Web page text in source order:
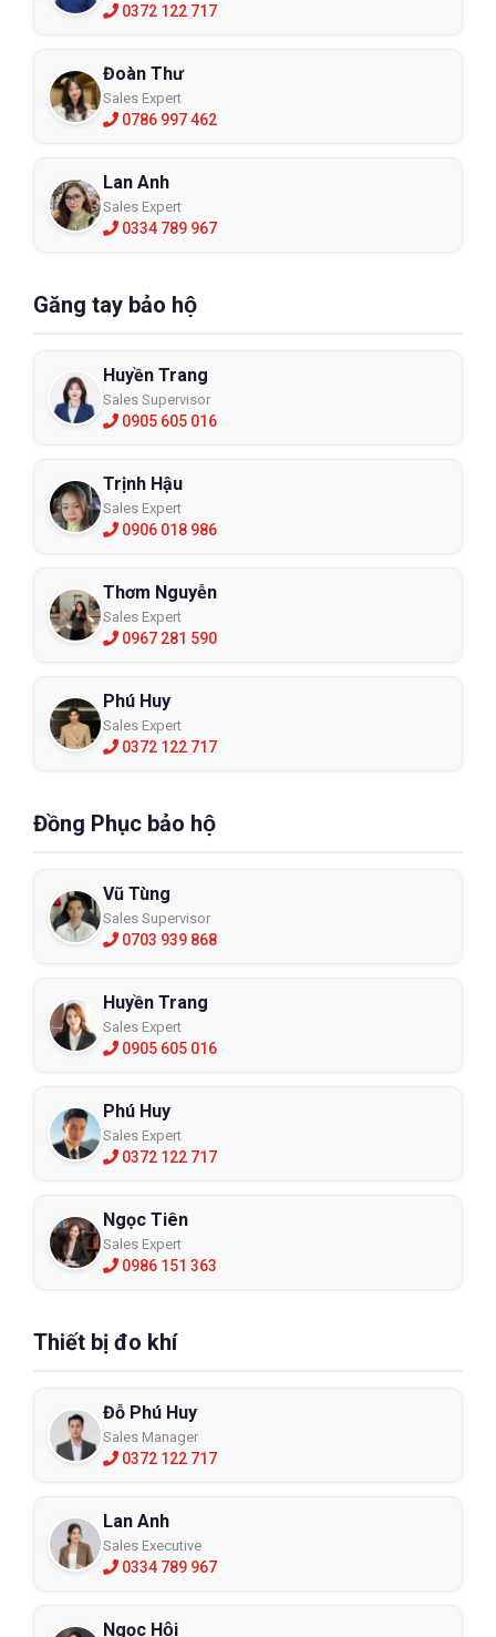
0372 122 717
Đoàn Thư
Sales Expert
0786 997 462
Lan Anh
Sales Expert
0334 789 967
Găng tay bảo hộ
Huyền Trang
Sales Supervisor
0905 605 016
Trịnh Hậu
Sales Expert
0906 018 986
Thơm Nguyễn
Sales Expert
0967 281 590
Phú Huy
Sales Expert
0372 122 717
Đồng Phục bảo hộ
Vũ Tùng
Sales Supervisor
0703 939 868
Huyền Trang
Sales Expert
0905 605 016
Phú Huy
Sales Expert
0372 122 717
Ngọc Tiên
Sales Expert
0986 151 363
Thiết bị đo khí
Đỗ Phú Huy
Sales Manager
0372 122 717
Lan Anh
Sales Executive
0334 789 967
Ngọc Hội